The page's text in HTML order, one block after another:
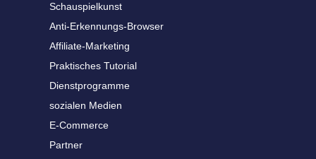
Schauspielkunst
Anti-Erkennungs-Browser
Affiliate-Marketing
Praktisches Tutorial
Dienstprogramme
sozialen Medien
E-Commerce
Partner